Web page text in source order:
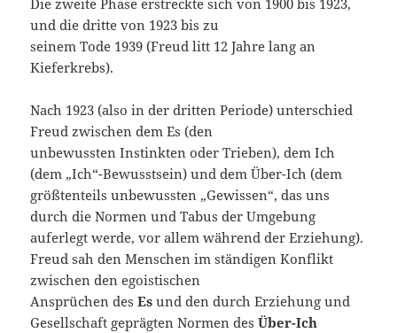
Die zweite Phase erstreckte sich von 1900 bis 1923,
und die dritte von 1923 bis zu
seinem Tode 1939 (Freud litt 12 Jahre lang an
Kieferkrebs).
Nach 1923 (also in der dritten Periode) unterschied
Freud zwischen dem Es (den
unbewussten Instinkten oder Trieben), dem Ich
(dem „Ich“-Bewusstsein) und dem Über-Ich (dem
größtenteils unbewussten „Gewissen“, das uns
durch die Normen und Tabus der Umgebung
auferlegt werde, vor allem während der Erziehung).
Freud sah den Menschen im ständigen Konflikt
zwischen den egoistischen
Ansprüchen desEs und den durch Erziehung und
Gesellschaft geprägten Normen desÜber-Ich